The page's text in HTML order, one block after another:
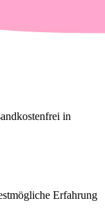
in
Erfahrung